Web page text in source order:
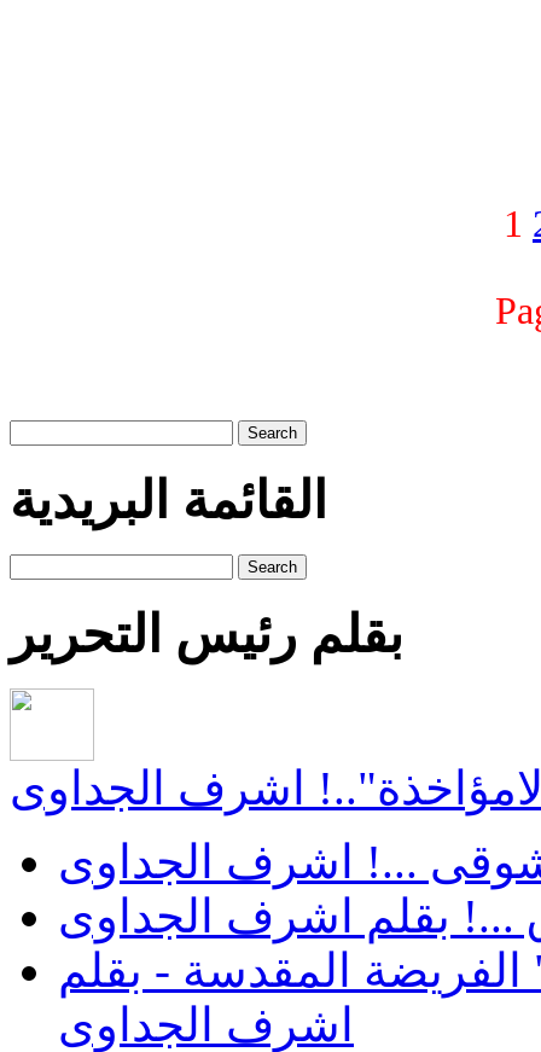
1
Search
القائمة البريدية
Search
بقلم رئيس التحرير
اشرف الجداوى
شوقى ...! اشرف الجداوى
...! بقلم اشرف الجداوى
المقدسة - بقلم
اشرف الجداوى